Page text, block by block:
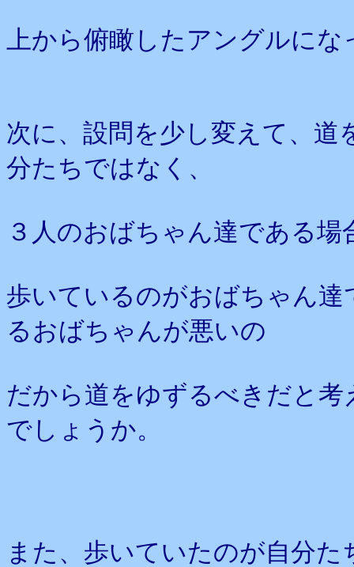
上から俯瞰したアングルに
次に、設問を少し変えて、
分たちではなく、
３人のおばちゃん達である
歩いているのがおばちゃん
るおばちゃんが悪いの
だから道をゆずるべきだと
でしょうか。
また、歩いていたのが自分